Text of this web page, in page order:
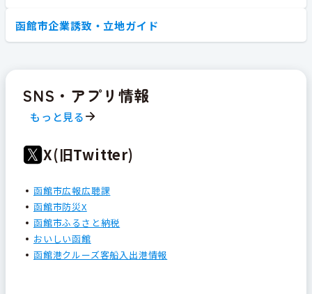
函館市企業誘致・立地ガイド
SNS・アプリ情報
もっと見る
X(旧Twitter)
函館市広報広聴課
函館市防災X
函館市ふるさと納税
おいしい函館
函館港クルーズ客船入出港情報